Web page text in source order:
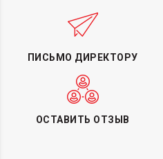
ПИСЬМО ДИРЕКТОРУ
ОСТАВИТЬ ОТЗЫВ